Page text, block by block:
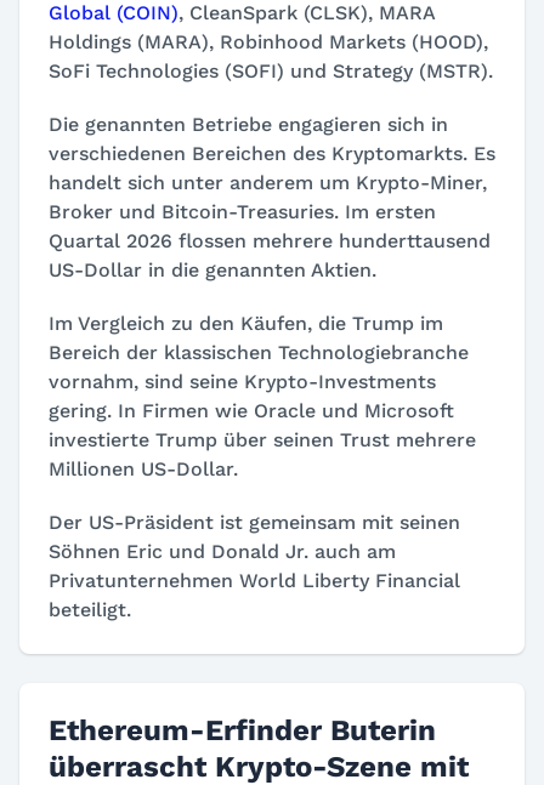
Global (COIN), CleanSpark (CLSK), MARA
Holdings (MARA), Robinhood Markets (HOOD),
SoFi Technologies (SOFI) und Strategy (MSTR).
Die genannten Betriebe engagieren sich in
verschiedenen Bereichen des Kryptomarkts. Es
handelt sich unter anderem um Krypto-Miner,
Broker und Bitcoin-Treasuries. Im ersten
Quartal 2026 flossen mehrere hunderttausend
US-Dollar in die genannten Aktien.
Im Vergleich zu den Käufen, die Trump im
Bereich der klassischen Technologiebranche
vornahm, sind seine Krypto-Investments
gering. In Firmen wie Oracle und Microsoft
investierte Trump über seinen Trust mehrere
Millionen US-Dollar.
Der US-Präsident ist gemeinsam mit seinen
Söhnen Eric und Donald Jr. auch am
Privatunternehmen World Liberty Financial
beteiligt.
Ethereum-Erfinder Buterin
überrascht Krypto-Szene mit